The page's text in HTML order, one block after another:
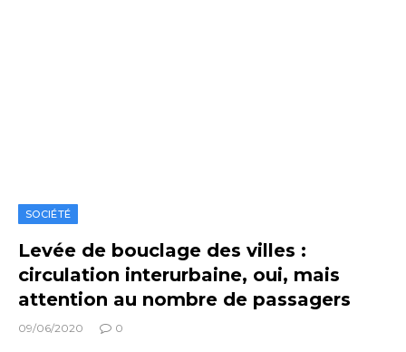
SOCIÉTÉ
Levée de bouclage des villes :
circulation interurbaine, oui, mais
attention au nombre de passagers
09/06/2020 0